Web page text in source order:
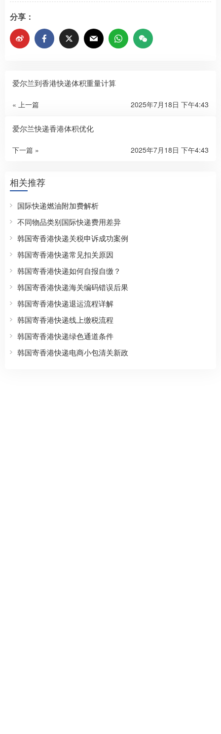
分享：
爱尔兰到香港快递体积重量计算
« 上一篇 2025年7月18日 下午4:43
爱尔兰快递香港体积优化​
下一篇 » 2025年7月18日 下午4:43
相关推荐
国际快递燃油附加费解析
不同物品类别国际快递费用差异
韩国寄香港快递关税申诉成功案例
韩国寄香港快递常见扣关原因
韩国寄香港快递如何自报自缴？
韩国寄香港快递海关编码错误后果
韩国寄香港快递退运流程详解
韩国寄香港快递线上缴税流程
韩国寄香港快递绿色通道条件
韩国寄香港快递电商小包清关新政